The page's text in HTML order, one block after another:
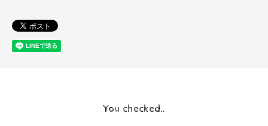
You checked..